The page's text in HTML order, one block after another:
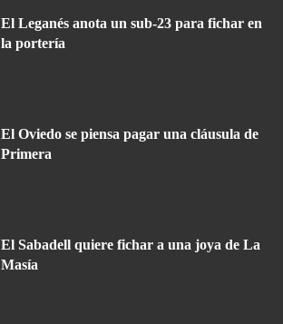
El Leganés anota un sub-23 para fichar en
la portería
El Oviedo se piensa pagar una cláusula de
Primera
El Sabadell quiere fichar a una joya de La
Masía